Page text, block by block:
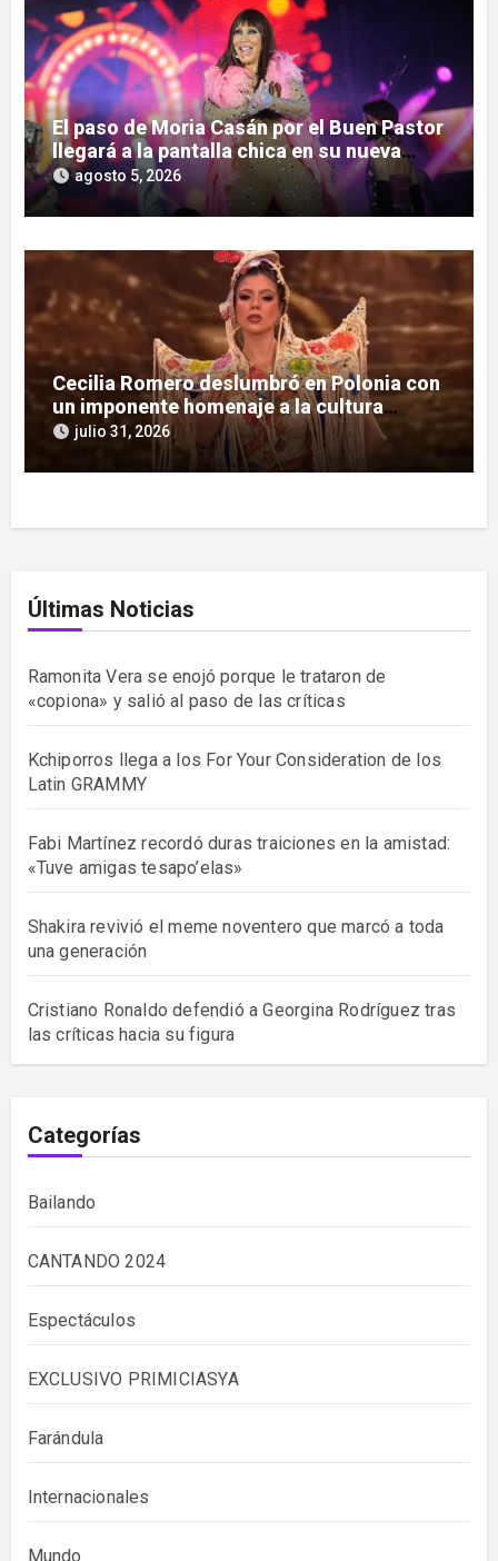
El paso de Moria Casán por el Buen Pastor
llegará a la pantalla chica en su nueva
serie documental
agosto 5, 2026
Cecilia Romero deslumbró en Polonia con
un imponente homenaje a la cultura
guaraní
julio 31, 2026
Últimas Noticias
Ramonita Vera se enojó porque le trataron de
«copiona» y salió al paso de las críticas
Kchiporros llega a los For Your Consideration de los
Latin GRAMMY
Fabi Martínez recordó duras traiciones en la amistad:
«Tuve amigas tesapo’elas»
Shakira revivió el meme noventero que marcó a toda
una generación
Cristiano Ronaldo defendió a Georgina Rodríguez tras
las críticas hacia su figura
Categorías
Bailando
CANTANDO 2024
Espectáculos
EXCLUSIVO PRIMICIASYA
Farándula
Internacionales
Mundo